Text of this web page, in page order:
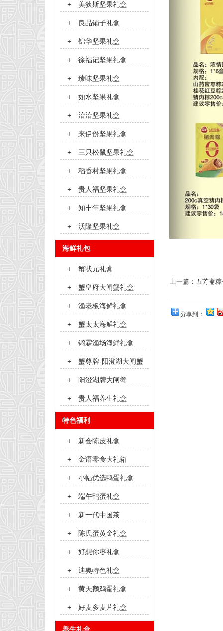
上一篇： 五芳斋粽
分享到：
+ 美狄斯坚果礼盒
+ 良品铺子礼盒
+ 锦华坚果礼盒
+ 徐福记坚果礼盒
+ 臻味坚果礼盒
+ 如水坚果礼盒
+ 洽洽坚果礼盒
+ 来伊份坚果礼盒
+ 三只松鼠坚果礼盒
+ 稻香村坚果礼盒
+ 贵人福坚果礼盒
+ 知丰年坚果礼盒
+ 沃隆坚果礼盒
海鲜礼包
+ 蟹状元礼盒
+ 蟹皇府大闸蟹礼盒
+ 渔老板海鲜礼盒
+ 蟹太太海鲜礼盒
+ 锜霖渔场海鲜礼盒
+ 蟹尊牌-阳澄湖大闸蟹
+ 阳澄湖牌大闸蟹
+ 贵人福养生礼盒
特色福利
+ 新会陈皮礼盒
+ 金语零食大礼箱
+ 小幅优选鸭蛋礼盒
+ 端午鸭蛋礼盒
+ 新一代中国茶
+ 陈氏蛋黄金礼盒
+ 好想你枣礼盒
+ 迪奥特色礼盒
+ 黄天鹅鸡蛋礼盒
+ 好麦多麦片礼盒
养生礼盒